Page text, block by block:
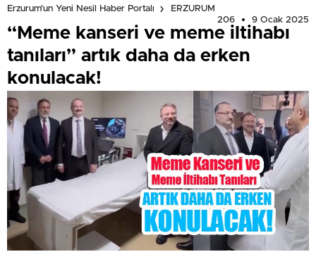
Erzurum'un Yeni Nesil Haber Portalı
ERZURUM
206
9 Ocak 2025
“Meme kanseri ve meme iltihabı
tanıları” artık daha da erken
konulacak!